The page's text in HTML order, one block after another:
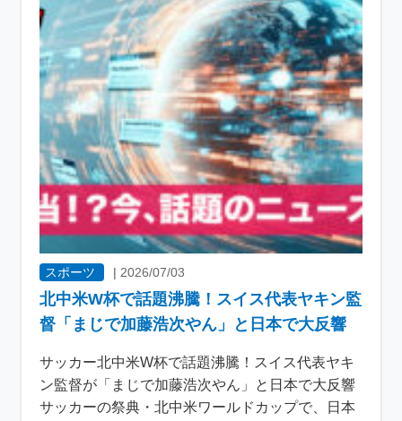
スポーツ | 2026/07/03
北中米W杯で話題沸騰！スイス代表ヤキン監
督「まじで加藤浩次やん」と日本で大反響
サッカー北中米W杯で話題沸騰！スイス代表ヤキ
ン監督が「まじで加藤浩次やん」と日本で大反響
サッカーの祭典・北中米ワールドカップで、日本